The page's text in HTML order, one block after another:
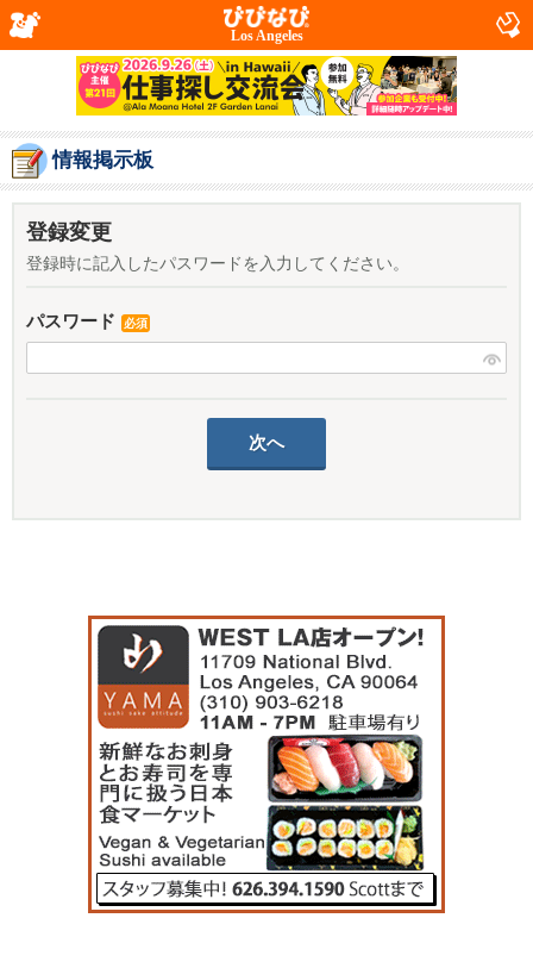
Los Angeles
情報掲示板
登録変更
登録時に記入したパスワードを入力してください。
パスワード 必須